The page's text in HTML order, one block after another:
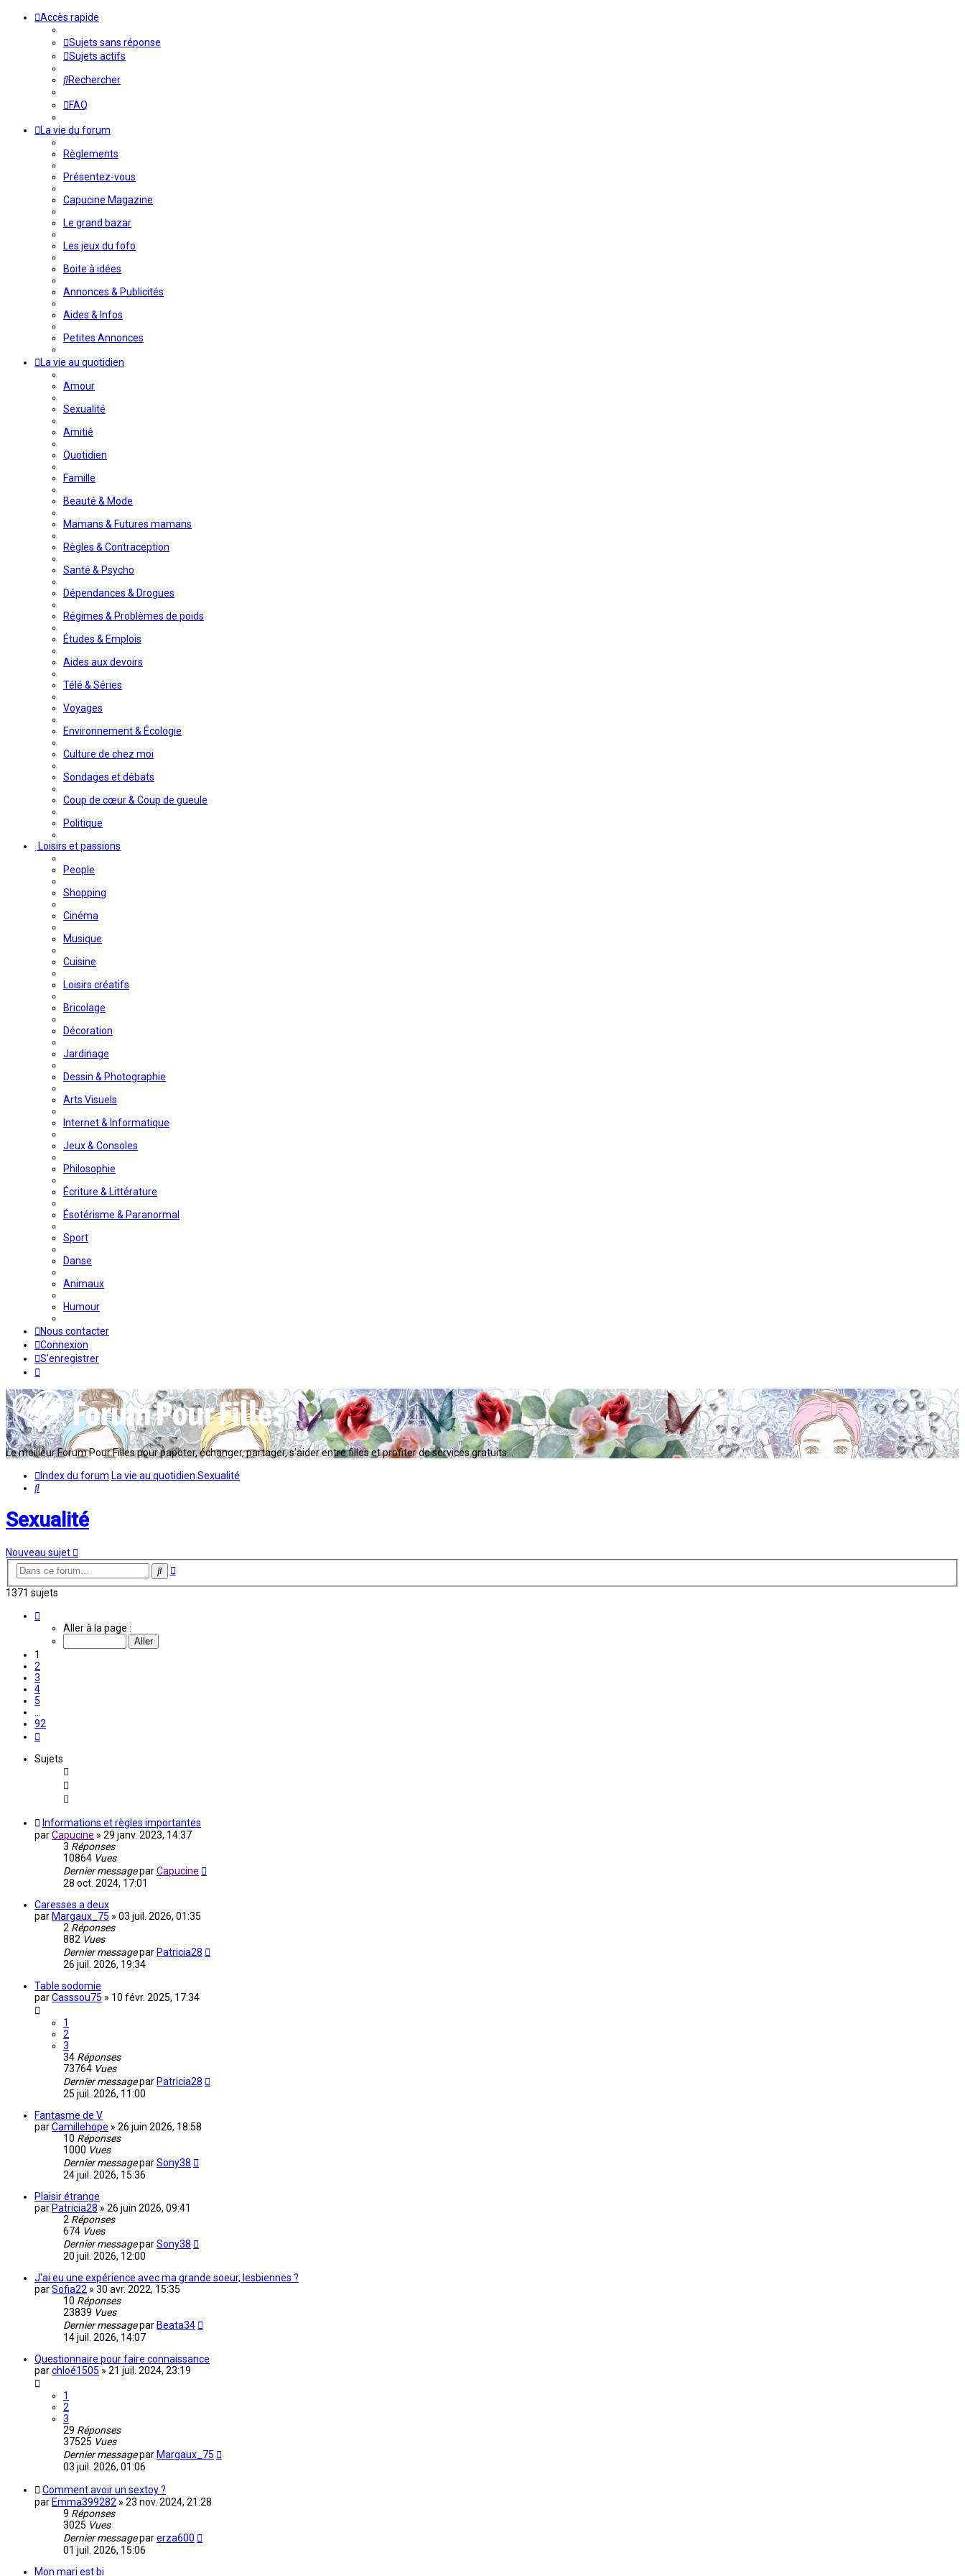
Accès rapide
Sujets sans réponse
Sujets actifs
Rechercher
FAQ
La vie du forum
Règlements
Présentez-vous
Capucine Magazine
Le grand bazar
Les jeux du fofo
Boite à idées
Annonces & Publicités
Aides & Infos
Petites Annonces
La vie au quotidien
Amour
Sexualité
Amitié
Quotidien
Famille
Beauté & Mode
Mamans & Futures mamans
Règles & Contraception
Santé & Psycho
Dépendances & Drogues
Régimes & Problèmes de poids
Études & Emplois
Aides aux devoirs
Télé & Séries
Voyages
Environnement & Écologie
Culture de chez moi
Sondages et débats
Coup de cœur & Coup de gueule
Politique
Loisirs et passions
People
Shopping
Cinéma
Musique
Cuisine
Loisirs créatifs
Bricolage
Décoration
Jardinage
Dessin & Photographie
Arts Visuels
Internet & Informatique
Jeux & Consoles
Philosophie
Écriture & Littérature
Ésotérisme & Paranormal
Sport
Danse
Animaux
Humour
Nous contacter
Connexion
S’enregistrer
Le meilleur Forum Pour Filles pour papoter, échanger, partager, s'aider entre filles et profiter de services gratuits...
Index du forum La vie au quotidien Sexualité
Rechercher
Sexualité
Nouveau sujet
Rechercher
Recherche
1371 sujets
Aller à la page :
1
2
3
4
5
92
Sujets
Informations et règles importantes
parCapucine » 29 janv. 2023, 14:37
3 Réponses
10864 Vues
Dernier messageparCapucine
28 oct. 2024, 17:01
Caresses a deux
par Margaux_75 » 03 juil. 2026, 01:35
2 Réponses
882 Vues
Dernier messagepar Patricia28
26 juil. 2026, 19:34
Table sodomie
parCasssou75 » 10 févr. 2025, 17:34
1
2
3
34 Réponses
73764 Vues
Dernier messagepar Patricia28
25 juil. 2026, 11:00
Fantasme de V
parCamillehope » 26 juin 2026, 18:58
10 Réponses
1000 Vues
Dernier messageparSony38
24 juil. 2026, 15:36
Plaisir étrange
par Patricia28 » 26 juin 2026, 09:41
2 Réponses
674 Vues
Dernier messageparSony38
20 juil. 2026, 12:00
J'ai eu une expérience avec ma grande soeur, lesbiennes ?
parSofia22 » 30 avr. 2022, 15:35
10 Réponses
23839 Vues
Dernier messagepar Beata34
14 juil. 2026, 14:07
Questionnaire pour faire connaissance
parchloé1505 » 21 juil. 2024, 23:19
1
2
3
29 Réponses
37525 Vues
Dernier messagepar Margaux_75
03 juil. 2026, 01:06
Comment avoir un sextoy ?
par Emma399282 » 23 nov. 2024, 21:28
9 Réponses
3025 Vues
Dernier messageparerza600
01 juil. 2026, 15:06
Mon mari est bi